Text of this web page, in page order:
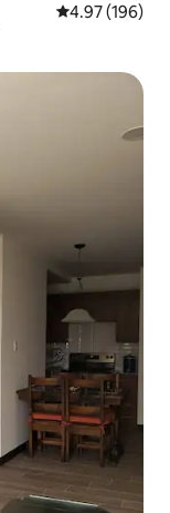
औसत रेटिंग 5 में से
4.97 (196)